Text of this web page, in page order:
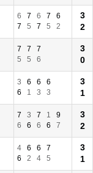
6 7 6 7
6
7
5 7 5 2
3
2
7 7
7
5
5 6
3
0
3 6 6
6
6
1 3 3
3
1
7 3 7 1
9
6
6 6 6 7
3
2
4 6 6
7
6
2 4 5
3
1